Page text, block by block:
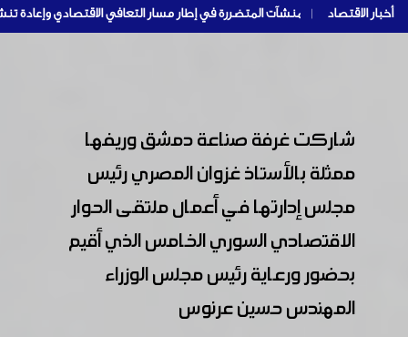
أخبار الاقتصاد |
شاركت غرفة صناعة دمشق وريفها
ممثلة بالأستاذ غزوان المصري رئيس
مجلس إدارتها في أعمال ملتقى الحوار
الاقتصادي السوري الخامس الذي أقيم
بحضور ورعاية رئيس مجلس الوزراء
المهندس حسين عرنوس